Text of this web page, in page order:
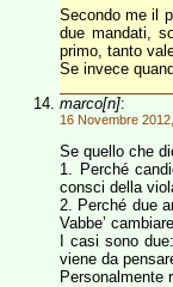
Secondo me il
due mandati,
primo, tanto
Se invece
marco[n]:
16 Novembre
Se quello che
1. Perché
consci della
2. Perché due
Vabbe’
I casi sono
viene da
Personalmente